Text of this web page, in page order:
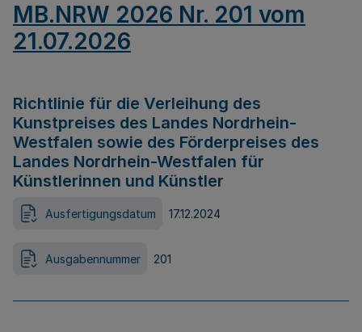
MB.NRW 2026 Nr. 201 vom
21.07.2026
Richtlinie für die Verleihung des
Kunstpreises des Landes Nordrhein-
Westfalen sowie des Förderpreises des
Landes Nordrhein-Westfalen für
Künstlerinnen und Künstler
Ausfertigungsdatum 17.12.2024
Ausgabennummer 201